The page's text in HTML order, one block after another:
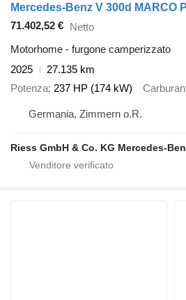
71.402,52 € Netto
Motorhome - furgone camperizzato
2025
27.135 km
Potenza 237 HP (174 kW)
Germania, Zimmern o.R.